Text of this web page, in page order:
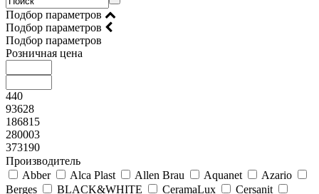
Подбор параметров
Подбор параметров
Подбор параметров
Розничная цена
440
93628
186815
280003
373190
Производитель
Abber
Alca Plast Allen Brau Aquanet
Azario
Berges
BLACK&WHITE CeramaLux
Cersanit